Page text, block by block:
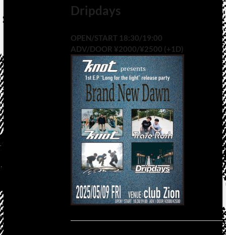
Dripdays
OPEN/START 18:30/19:00
ADV/DOOR ¥2000/¥2500 (+1D)